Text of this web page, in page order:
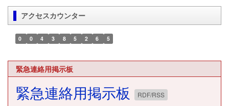
アクセスカウンター
0 0 4 3 8 5 2 6 5
緊急連絡用掲示板
緊急連絡用掲示板 RDF/RSS